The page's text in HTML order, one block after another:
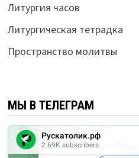
Литургия часов
Литургическая тетрадка
Пространство молитвы
МЫ В ТЕЛЕГРАМ